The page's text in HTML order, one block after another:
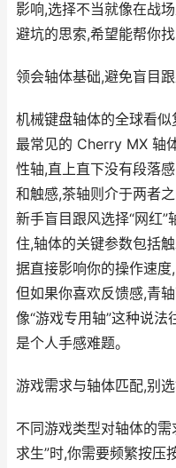
影响,选择不当就像在战
避坑的思索,希望能帮你
领会轴体基础,避免盲目
机械键盘轴体的全球看
最常见的 Cherry MX 轴
性轴,直上直下没有段落
和触感,茶轴则介于两者
新手盲目跟风选择“网红
住,轴体的关键参数包括
据直接影响你的操作速
但如果你喜欢反馈感,青
像“游戏专用轴”这种说
是个人手感难题。
游戏需求与轴体匹配,别
不同游戏类型对轴体的
求生”时,你需要频繁按压